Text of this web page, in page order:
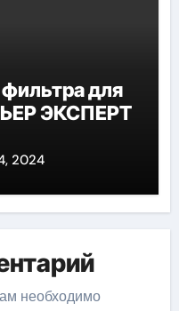
для
ЭКСПЕРТ
2024
необходимо